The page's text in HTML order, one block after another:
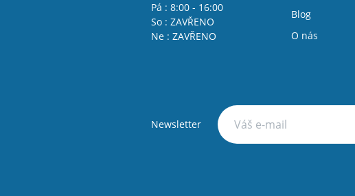
Pá : 8:00 - 16:00
So : ZAVŘENO
Ne : ZAVŘENO
Blog
O nás
Newsletter